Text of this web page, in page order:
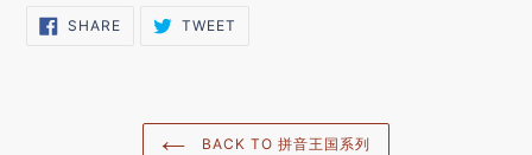
SHARESHARE
ON
TWEET
BACK TO 拼音王国系列